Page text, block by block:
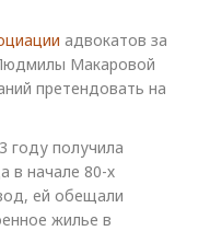
адвокатов за
Макаровой
претендовать на
году получила
в начале 80-х
ей обещали
жилье в